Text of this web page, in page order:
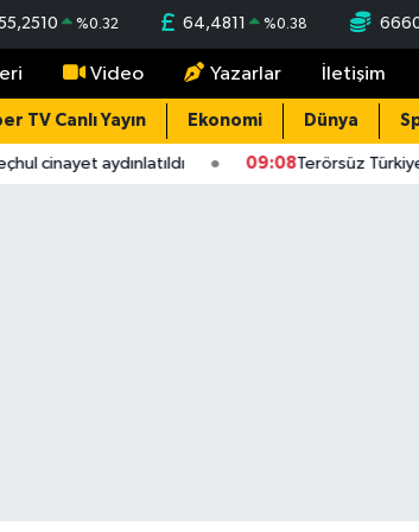
%0.32 64,4811 %0.38
Video Yazarlar İletişim
TV Canlı Yayın Ekonomi Dünya
cinayet aydınlatıldı 09:08Terörsüz Türkiye